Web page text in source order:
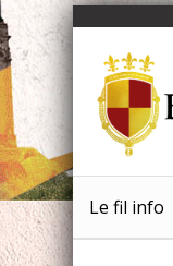
Le fil info